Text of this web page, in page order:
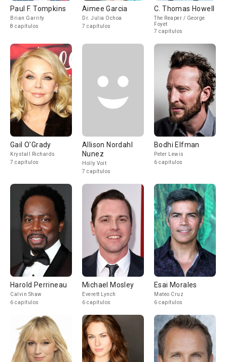
Paul F. Tompkins
Brian Garrity
8 capítulos
Aimee Garcia
Dr. Julia Ochoa
7 capítulos
C. Thomas Howell
The Reaper / George
Foyet
7 capítulos
Gail O'Grady
Krystall Richards
7 capítulos
Allison Nordahl
Nunez
Holly Voit
7 capítulos
Bodhi Elfman
Peter Lewis
6 capítulos
Harold Perrineau
Calvin Shaw
6 capítulos
Michael Mosley
Everett Lynch
6 capítulos
Esai Morales
Mateo Cruz
6 capítulos